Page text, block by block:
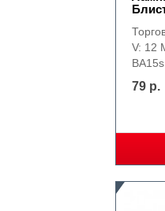
V: 12
79 р.